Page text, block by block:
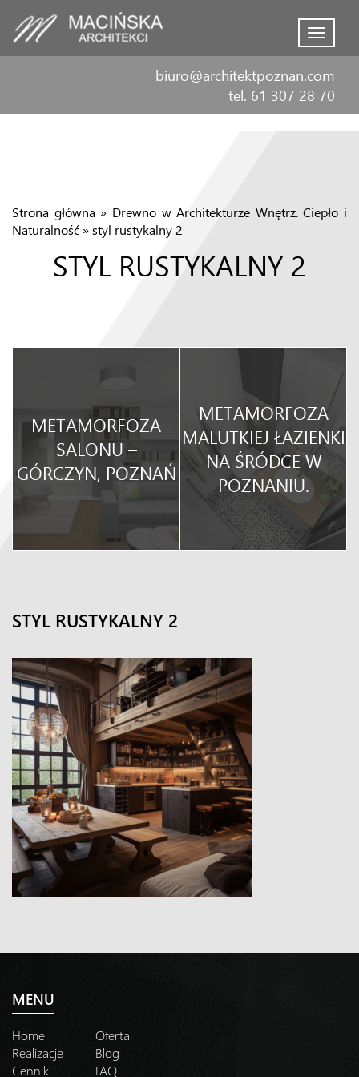
Menu
biuro@architektpoznan.com
tel. 61 307 28 70
Strona główna » Drewno w Architekturze Wnętrz. Ciepło i
Naturalność »styl rustykalny 2
STYL RUSTYKALNY 2
METAMORFOZA
SALONU –
GÓRCZYN, POZNAŃ
METAMORFOZA
MALUTKIEJ ŁAZIENKI
NA ŚRÓDCE W
POZNANIU.
STYL RUSTYKALNY 2
MENU
Home
Oferta
Realizacje
Blog
Cennik
FAQ